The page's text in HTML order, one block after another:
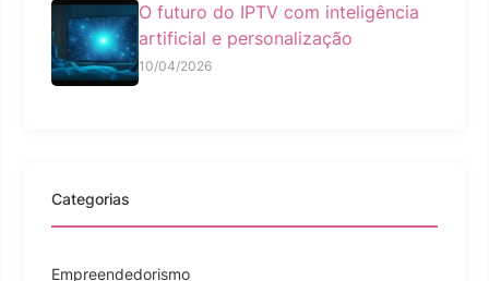
O futuro do IPTV com inteligência
artificial e personalização
10/04/2026
Categorias
Empreendedorismo